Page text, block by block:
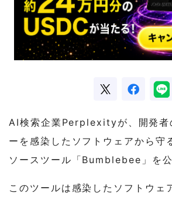
AI検索企業Perplexityが、開発者
ーを感染したソフトウェアから守
ソースツール「Bumblebee」を公
このツールは感染したソフトウェ